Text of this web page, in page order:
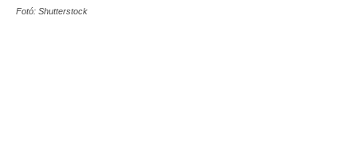
Fotó: Shutterstock